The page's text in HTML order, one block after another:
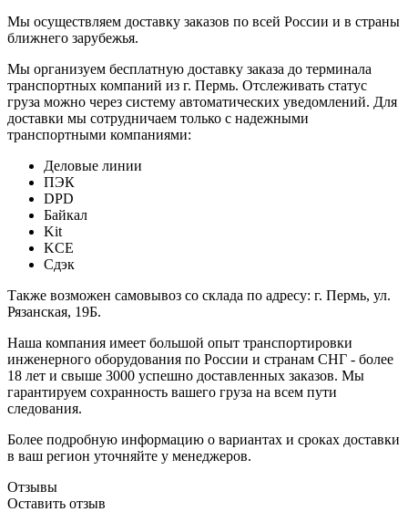
Мы осуществляем доставку заказов по всей России и в страны
ближнего зарубежья.
Мы организуем бесплатную доставку заказа до терминала
транспортных компаний из г. Пермь. Отслеживать статус
груза можно через систему автоматических уведомлений. Для
доставки мы сотрудничаем только с надежными
транспортными компаниями:
Деловые линии
ПЭК
DPD
Байкал
Kit
KCE
Сдэк
Также возможен самовывоз со склада по адресу: г. Пермь, ул.
Рязанская, 19Б.
Наша компания имеет большой опыт транспортировки
инженерного оборудования по России и странам СНГ - более
18 лет и свыше 3000 успешно доставленных заказов. Мы
гарантируем сохранность вашего груза на всем пути
следования.
Более подробную информацию о вариантах и сроках доставки
в ваш регион уточняйте у менеджеров.
Отзывы
Оставить отзыв